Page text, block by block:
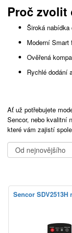
Proč zvolit
Široká nabídka
Moderní Smart
Ověřená
Rychlé dodání
Ať už potřebujete
Sencor, nebo kvalitní
které vám zajistí
Sencor